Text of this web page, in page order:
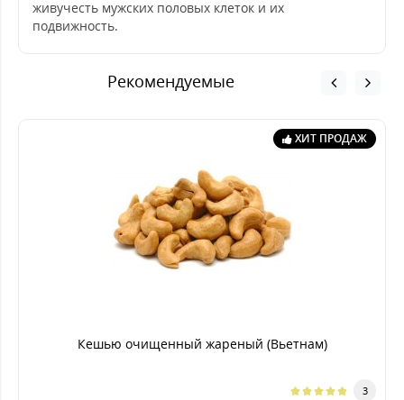
живучесть мужских половых клеток и их
подвижность.
Рекомендуемые
ХИТ ПРОДАЖ
Кешью очищенный жареный (Вьетнам)
3